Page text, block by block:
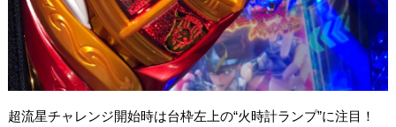
超流星チャレンジ開始時は台枠左上の“火時計ランプ”に注目！